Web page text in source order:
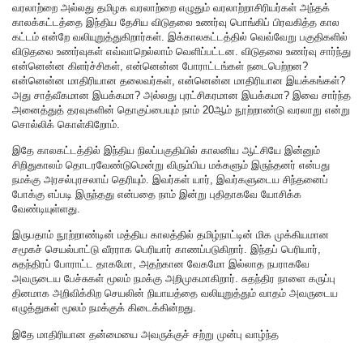
வரலாற்றை அல்லது தமிழக வரலாற்றை எழுதும் வரலாற்றாசிரியர்கள் அந்தக்
காலக்கட்டத்தை இந்திய தேசிய விடுதலை உணர்வு பொங்கிப் பிரவகித்த கால
கட்டம் என்றே வலியுறுத்துகிறார்கள். இக்காலகட்டத்தில் வெவ்வேறு பகுதிகளில்
விடுதலை உணர்வுகள் எவ்வாறெல்லாம் வெளிப்பட்டன. விடுதலை உணர்வு சார்ந்து
என்னென்ன கிளர்ச்சிகள், என்னென்ன போராட்டங்கள் நடைபெற்றன?
என்னென்ன மாதிரியான தலைவர்கள், என்னென்ன மாதிரியான இயக்கங்கள்?
அது சாத்வீகமான இயக்கமா? அல்லது புரட்சிகரமான இயக்கமா? இவை சார்ந்த
அனைத்துத் தரவுகளின் தொகுப்பையும் நாம் 20ஆம் நூற்றாண்டு வரலாறு என்று
சொல்லிக் கொள்கிறோம்.
இதே காலகட்டத்தில் இந்திய நிலப்பகுதியில் காலனிய ஆட்சியே இன்னும்
சிறிதுகாலம் தொடரவேண்டுமென்று விரும்பிய மக்களும் இருந்தனர் என்பது
நமக்கு அரசல்புரசலாய் தெரியும். இவர்கள் யார், இவர்களுடைய சிந்தனைப்
போக்கு எப்படி இருந்தது என்பதை நாம் இன்று புதிதாகவே யோசிக்க
வேண்டியுள்ளது.
இருபதாம் நூற்றாண்டின் மத்திய காலத்தில் தமிழ்நாட்டின் மிக முக்கியமான
சமூகச் செயல்பாட்டு வீரராக பெரியார் காணப்படுகிறார். இந்தப் பெரியார்,
சுதந்திரப் போராட்ட தாகமோ, அதற்கான வேகமோ இல்லாத நபராகவே
அவருடைய பேச்சுகள் மூலம் நமக்கு அறிமுகமாகிறார். சுதந்திர நாளை கருப்பு
தினமாக அறிவிக்கிற செயலின் நியாயத்தை வலியுறுத்தும் வாதம் அவருடைய
எழுத்துகள் மூலம் நமக்குக் கிடைக்கின்றது.
இதே மாதிரியான தன்மையை அவருக்குச் சற்று முன்பு வாழ்ந்த